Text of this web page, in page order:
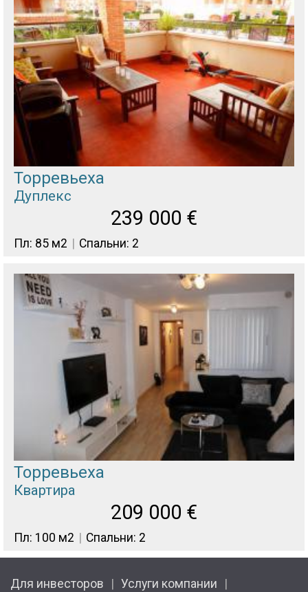
Торревьеха
Дуплекс
239 000 €
Пл: 85 м2 Спальни: 2
Торревьеха
Квартира
209 000 €
Пл: 100 м2 Спальни: 2
Для инвесторов Услуги компании